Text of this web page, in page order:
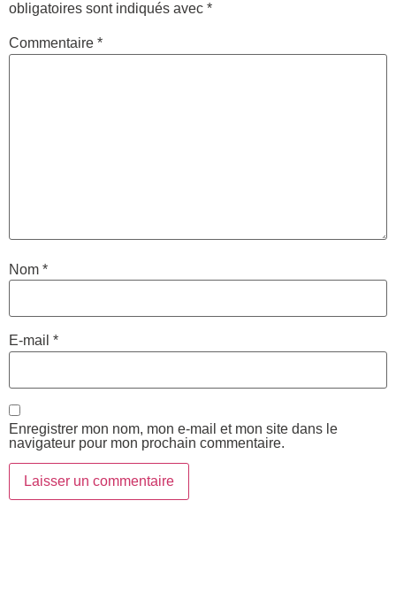
obligatoires sont indiqués avec *
Commentaire *
Nom *
E-mail *
Enregistrer mon nom, mon e-mail et mon site dans le
navigateur pour mon prochain commentaire.